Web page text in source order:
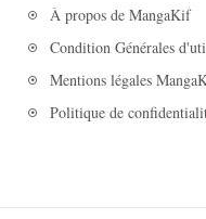
À propos de MangaKif
Condition Générales
Mentions légales
Politique de